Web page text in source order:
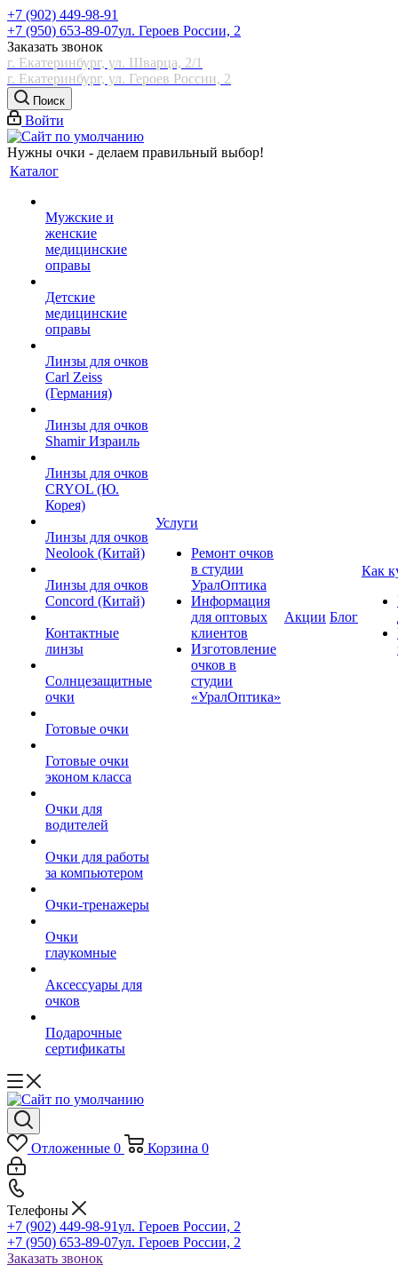
+7 (902) 449-98-91
+7 (950) 653-89-07ул. Героев России, 2
Заказать звонок
г. Екатеринбург, ул. Шварца, 2/1
г. Екатеринбург, ул. Героев России, 2
Поиск
Войти
Нужны очки - делаем правильный выбор!
Каталог
Мужские и
женские
медицинские
оправы
Детские
медицинские
оправы
Линзы для очков
Carl Zeiss
(Германия)
Линзы для очков
Shamir Израиль
Линзы для очков
CRYOL (Ю.
Корея)
Линзы для очков
Neolook (Китай)
Линзы для очков
Concord (Китай)
Контактные
линзы
Солнцезащитные
очки
Готовые очки
Готовые очки
эконом класса
Очки для
водителей
Очки для работы
за компьютером
Очки-тренажеры
Очки
глаукомные
Аксессуары для
очков
Подарочные
сертификаты
Услуги
Ремонт очков
в студии
УралОптика
Информация
для оптовых
клиентов
Изготовление
очков в
студии
«УралОптика»
Акции Блог
Как
Отложенные 0 Корзина 0
Телефоны
+7 (902) 449-98-91ул. Героев России, 2
+7 (950) 653-89-07ул. Героев России, 2
Заказать звонок